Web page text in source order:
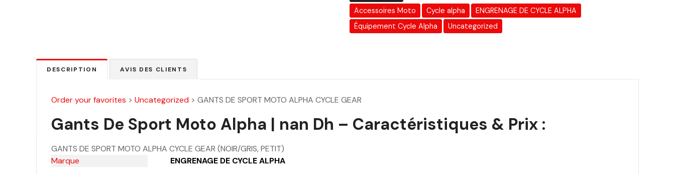
Accessoires Moto
Cycle alpha
ENGRENAGE DE CYCLE ALPHA
Équipement Cycle Alpha
Uncategorized
DESCRIPTION AVIS DES CLIENTS
Order your favorites > Uncategorized > GANTS DE SPORT MOTO ALPHA CYCLE GEAR
Gants De Sport Moto Alpha | nan Dh – Caractéristiques & Prix :
GANTS DE SPORT MOTO ALPHA CYCLE GEAR (NOIR/GRIS, PETIT)
Marque
ENGRENAGE DE CYCLE ALPHA